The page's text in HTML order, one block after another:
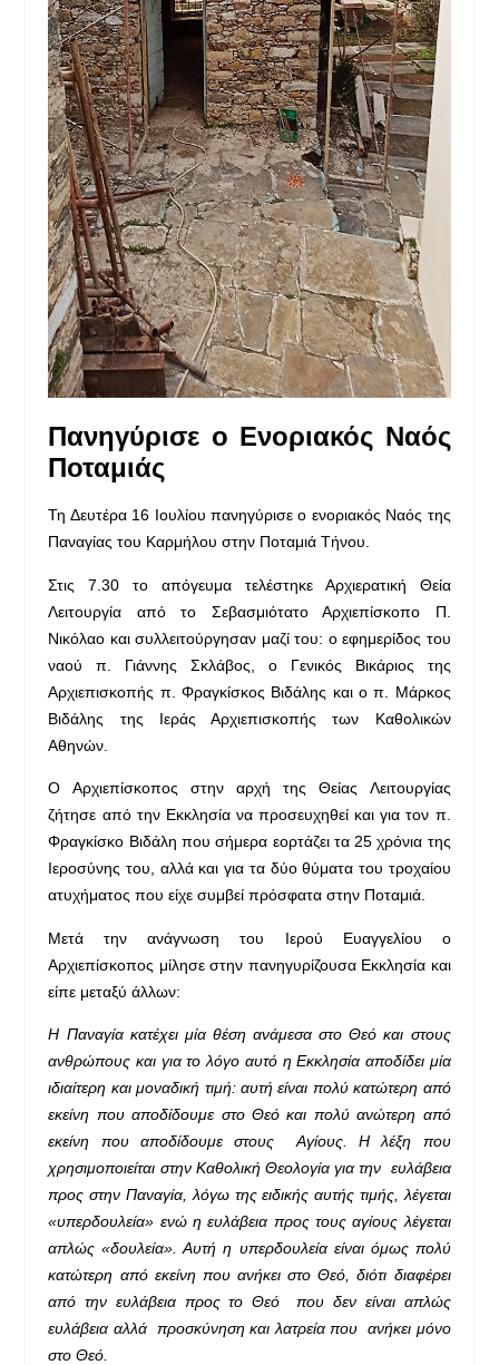
Πανηγύρισε ο Ενοριακός Ναός
Ποταμιάς
Τη Δευτέρα 16 Ιουλίου πανηγύρισε ο ενοριακός Ναός της
Παναγίας του Καρμήλου στην Ποταμιά Τήνου.
Στις 7.30 το απόγευμα τελέστηκε Αρχιερατική Θεία
Λειτουργία από το Σεβασμιότατο Αρχιεπίσκοπο Π.
Νικόλαο και συλλειτούργησαν μαζί του: ο εφημερίδος του
ναού π. Γιάννης Σκλάβος, ο Γενικός Βικάριος της
Αρχιεπισκοπής π. Φραγκίσκος Βιδάλης και ο π. Μάρκος
Βιδάλης της Ιεράς Αρχιεπισκοπής των Καθολικών
Αθηνών.
Ο Αρχιεπίσκοπος στην αρχή της Θείας Λειτουργίας
ζήτησε από την Εκκλησία να προσευχηθεί και για τον π.
Φραγκίσκο Βιδάλη που σήμερα εορτάζει τα 25 χρόνια της
Ιεροσύνης του, αλλά και για τα δύο θύματα του τροχαίου
ατυχήματος που είχε συμβεί πρόσφατα στην Ποταμιά.
Μετά την ανάγνωση του Ιερού Ευαγγελίου ο
Αρχιεπίσκοπος μίλησε στην πανηγυρίζουσα Εκκλησία και
είπε μεταξύ άλλων:
Η Παναγία κατέχει μία θέση ανάμεσα στο Θεό και στους
ανθρώπους και για το λόγο αυτό η Εκκλησία αποδίδει μία
ιδιαίτερη και μοναδική τιμή: αυτή είναι πολύ κατώτερη από
εκείνη που αποδίδουμε στο Θεό και πολύ ανώτερη από
εκείνη που αποδίδουμε στους Αγίους. Η λέξη που
χρησιμοποιείται στην Καθολική Θεολογία για την ευλάβεια
προς στην Παναγία, λόγω της ειδικής αυτής τιμής, λέγεται
«υπερδουλεία» ενώ η ευλάβεια προς τους αγίους λέγεται
απλώς «δουλεία». Αυτή η υπερδουλεία είναι όμως πολύ
κατώτερη από εκείνη που ανήκει στο Θεό, διότι διαφέρει
από την ευλάβεια προς το Θεό που δεν είναι απλώς
ευλάβεια αλλά προσκύνηση και λατρεία που ανήκει μόνο
στο Θεό.